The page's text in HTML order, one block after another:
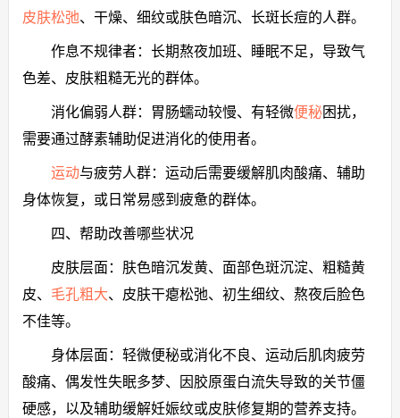
皮肤松弛、干燥、细纹或肤色暗沉、长斑长痘的人群。
作息不规律者：长期熬夜加班、睡眠不足，导致气
色差、皮肤粗糙无光的群体。
消化偏弱人群：胃肠蠕动较慢、有轻微便秘困扰，
需要通过酵素辅助促进消化的使用者。
运动与疲劳人群：运动后需要缓解肌肉酸痛、辅助
身体恢复，或日常易感到疲惫的群体。
四、帮助改善哪些状况
皮肤层面：肤色暗沉发黄、面部色斑沉淀、粗糙黄
皮、 毛孔粗大、皮肤干瘪松弛、初生细纹、熬夜后脸色
不佳等。
身体层面：轻微便秘或消化不良、运动后肌肉疲劳
酸痛、偶发性失眠多梦、因胶原蛋白流失导致的关节僵
硬感，以及辅助缓解妊娠纹或皮肤修复期的营养支持。